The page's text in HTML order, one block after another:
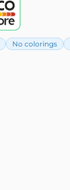
No colorings